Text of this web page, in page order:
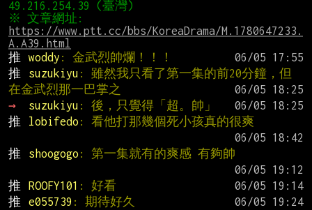
https://www.ptt.cc/bbs/KoreaDrama/M.1780647233.
A.A39.html
推
woddy : 金武烈帥爛！！！
推
suzukiyu : 雖然我只看了第一集的前20分鐘，但
在金武烈那一巴掌之
→
suzukiyu : 後，只覺得「超。帥」
推
lobifedo : 看他打那幾個死小孩真的很爽
推
shoogogo : 第一集就有的爽感 有夠帥
推
ROOFY101 : 好看
推
e055739 : 期待好久